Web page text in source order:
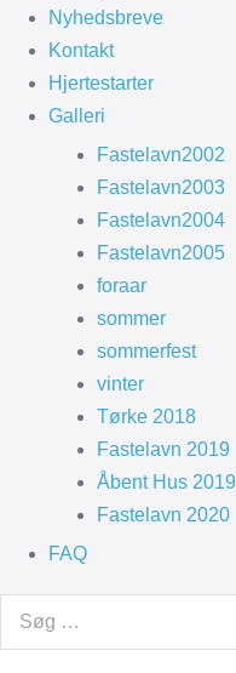
Nyhedsbreve
Kontakt
Hjertestarter
Galleri
Fastelavn2002
Fastelavn2003
Fastelavn2004
Fastelavn2005
foraar
sommer
sommerfest
vinter
Tørke 2018
Fastelavn 2019
Åbent Hus 2019
Fastelavn 2020
FAQ
Search